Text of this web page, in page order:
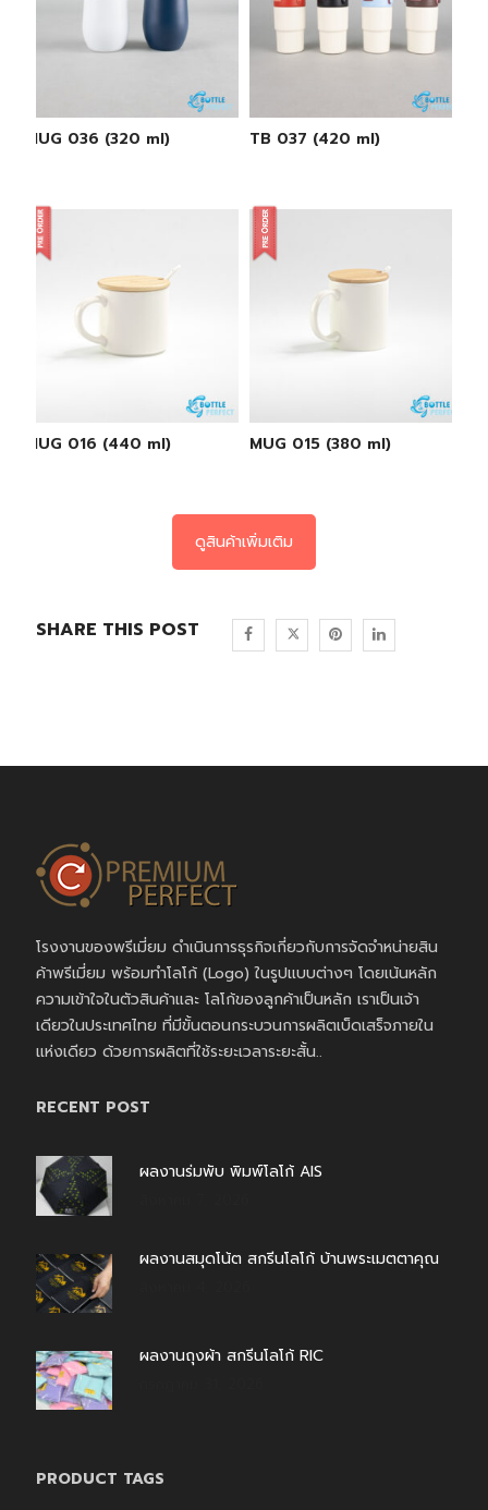
MUG 036 (320 ml) TB 037 (420 ml)
MUG 016 (440 ml) MUG 015 (380 ml)
ดูสินค้าเพิ่มเติม
SHARE THIS POST
โรงงานของพรีเมี่ยม ดำเนินการธุรกิจเกี่ยวกับการจัดจำหน่ายสิน
ค้าพรีเมี่ยม พร้อมทำโลโก้ (Logo) ในรูปแบบต่างๆ โดยเน้นหลัก
ความเข้าใจในตัวสินค้าและ โลโก้ของลูกค้าเป็นหลัก เราเป็นเจ้า
เดียวในประเทศไทย ที่มีขั้นตอนกระบวนการผลิตเบ็ดเสร็จภายใน
แห่งเดียว ด้วยการผลิตที่ใช้ระยะเวลาระยะสั้น..
RECENT POST
ผลงานร่มพับ พิมพ์โลโก้ AIS
ผลงานสมุดโน้ต สกรีนโลโก้ บ้านพระเมตตาคุณ
ผลงานถุงผ้า สกรีนโลโก้ RIC
PRODUCT TAGS